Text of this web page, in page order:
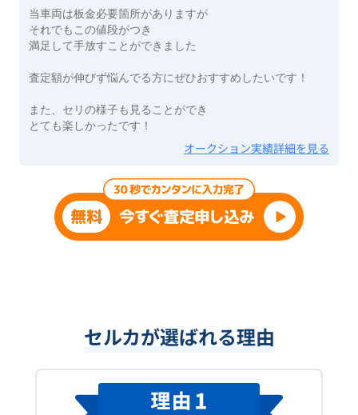
当車両は板金必要箇所がありますが
それでもこの値段がつき
満足して手放すことができました
査定額が伸びず悩んでる方にぜひおすすめしたいです！
また、セリの様子も見ることができ
とても楽しかったです！
オークション実績詳細を見る
セルカが選ばれる理由